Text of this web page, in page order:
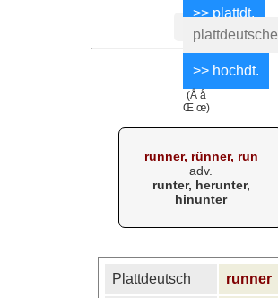
(Å å
Œ œ)
runner, rünner, run
adv.
runter, herunter,
hinunter
Plattdeutsch runner